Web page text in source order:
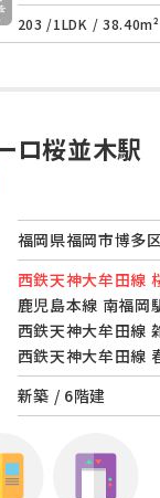
203 /1LDK / 38.40m²
ロ桜並木駅
福岡県福岡市博多
西鉄天神大牟田線
鹿児島本線 南福岡
西鉄天神大牟田線
西鉄天神大牟田線
新築 / 6階建